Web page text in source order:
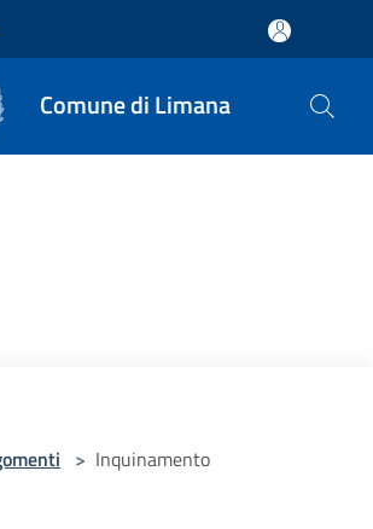
Comune di Limana
> Inquinamento